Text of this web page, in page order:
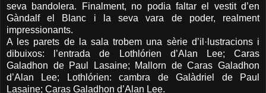
seva bandolera. Finalment, no podia faltar el vestit d’en
Gàndalf el Blanc i la seva vara de poder, realment
impressionants.
A les parets de la sala trobem una sèrie d’il·lustracions i
dibuixos: l’entrada de Lothlórien d’Alan Lee; Caras
Galadhon de Paul Lasaine; Mallorn de Caras Galadhon
d’Alan Lee; Lothlórien: cambra de Galàdriel de Paul
Lasaine; Caras Galadhon d’Alan Lee.